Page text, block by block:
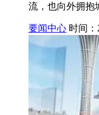
流，也向外拥抱
要闻中心 时间：